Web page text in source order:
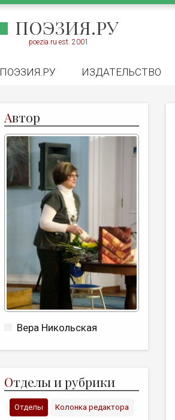
ПОЭЗИЯ.РУ
poezia.ru est. 2001
ПОЭЗИЯ.РУ ИЗДАТЕЛЬСТВО
Автор
Вера Никольская
Отделы и рубрики
Отделы Колонка редактора